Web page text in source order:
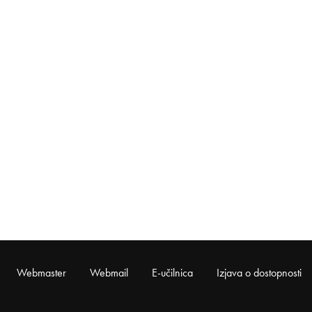
Webmaster Webmail E-učilnica Izjava o dostopnosti